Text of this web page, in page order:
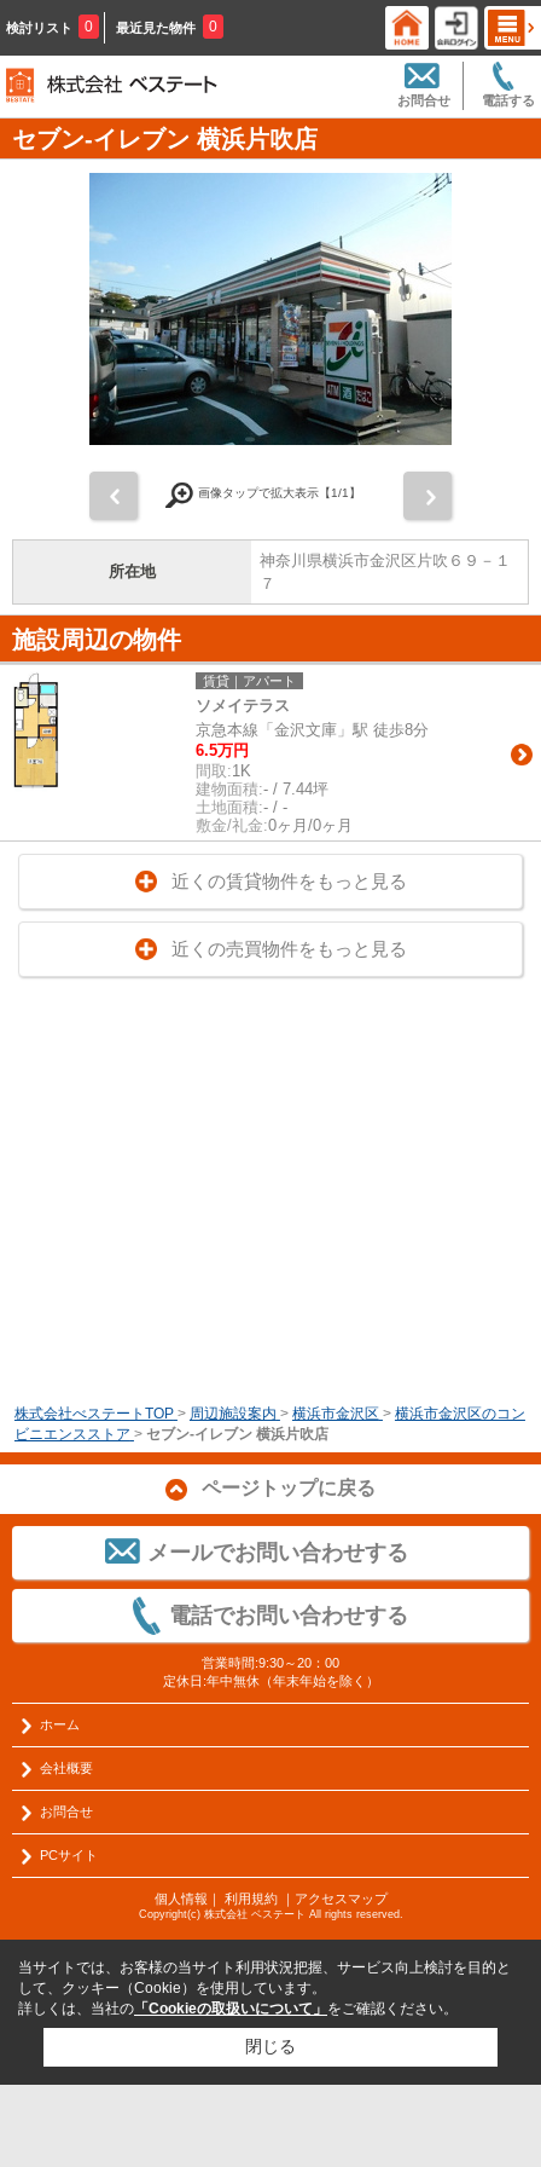
検討リスト 0 最近見た物件 0
電話する
お問合せ
セブン‐イレブン 横浜片吹店
画像タップで拡大表示【1/1】
所在地
神奈川県横浜市金沢区片吹６９－１
７
施設周辺の物件
賃貸｜アパート
ソメイテラス
京急本線「金沢文庫」駅 徒歩8分
6.5万円
間取:1K
建物面積:- / 7.44坪
土地面積:- / -
敷金/礼金:0ヶ月/0ヶ月
近くの賃貸物件をもっと見る
近くの売買物件をもっと見る
株式会社べステートTOP > 周辺施設案内 > 横浜市金沢区 > 横浜市金沢区のコン
ビニエンスストア > セブン‐イレブン 横浜片吹店
ページトップに戻る
メールでお問い合わせする
電話でお問い合わせする
営業時間:9:30～20：00
定休日:年中無休（年末年始を除く）
ホーム
会社概要
お問合せ
PCサイト
個人情報 ｜ 利用規約｜ アクセスマップ
Copyright(c) 株式会社 ベステート All rights reserved.
当サイトでは、お客様の当サイト利用状況把握、サービス向上検討を目的と
して、クッキー（Cookie）を使用しています。
詳しくは、当社の 「Cookieの取扱いについて」 をご確認ください。
閉じる